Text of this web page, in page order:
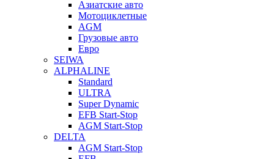
Азиатские авто
Мотоциклетные
AGM
Грузовые авто
Евро
SEIWA
ALPHALINE
Standard
ULTRA
Super Dynamic
EFB Start-Stop
AGM Start-Stop
DELTA
AGM Start-Stop